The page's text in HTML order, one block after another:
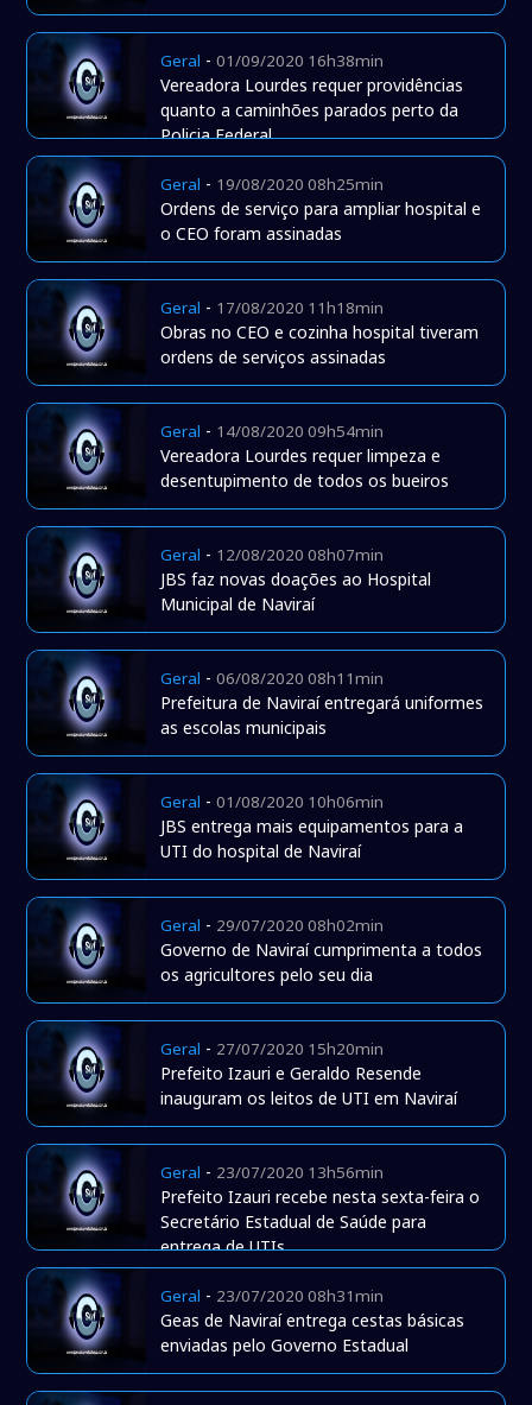
Geral -01/09/2020 16h38min
Vereadora Lourdes requer providências
quanto a caminhões parados perto da
Policia Federal
Geral - 19/08/2020 08h25min
Ordens de serviço para ampliar hospital e
o CEO foram assinadas
Geral - 17/08/2020 11h18min
Obras no CEO e cozinha hospital tiveram
ordens de serviços assinadas
Geral - 14/08/2020 09h54min
Vereadora Lourdes requer limpeza e
desentupimento de todos os bueiros
Geral - 12/08/2020 08h07min
JBS faz novas doações ao Hospital
Municipal de Naviraí
Geral -06/08/2020 08h11min
Prefeitura de Naviraí entregará uniformes
as escolas municipais
Geral -01/08/2020 10h06min
JBS entrega mais equipamentos para a
UTI do hospital de Naviraí
Geral - 29/07/2020 08h02min
Governo de Naviraí cumprimenta a todos
os agricultores pelo seu dia
Geral - 27/07/2020 15h20min
Prefeito Izauri e Geraldo Resende
inauguram os leitos de UTI em Naviraí
Geral - 23/07/2020 13h56min
Prefeito Izauri recebe nesta sexta-feira o
Secretário Estadual de Saúde para
entrega de UTIs
Geral - 23/07/2020 08h31min
Geas de Naviraí entrega cestas básicas
enviadas pelo Governo Estadual